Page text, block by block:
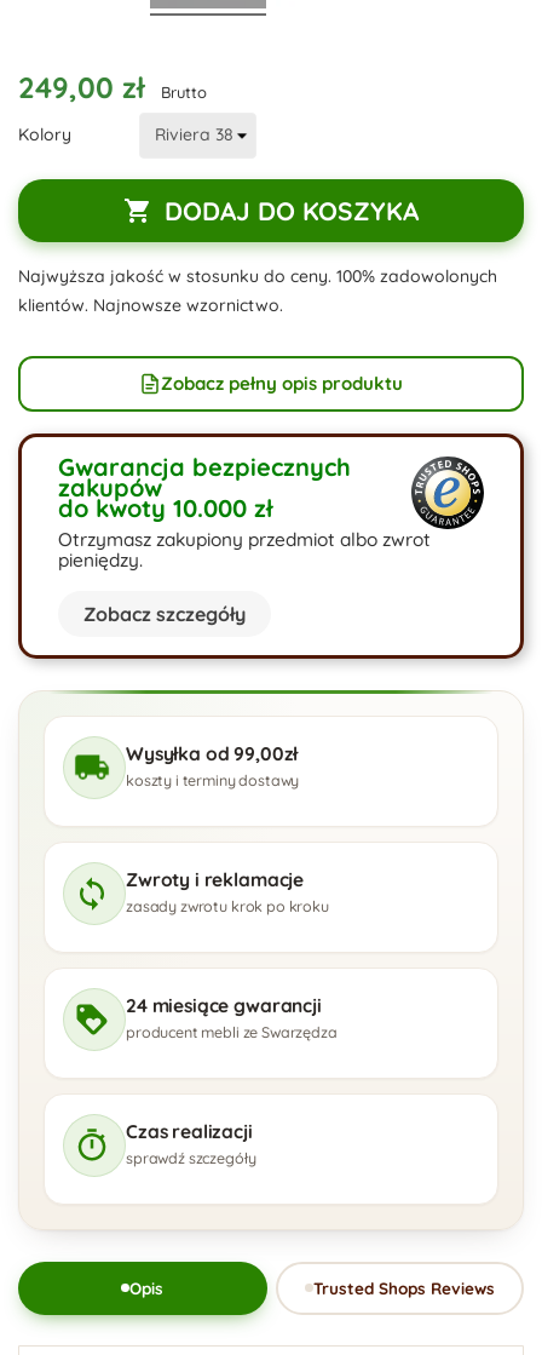
249,00 zł Brutto
Kolory
 DODAJ DO KOSZYKA
Najwyższa jakość w stosunku do ceny. 100% zadowolonych
klientów. Najnowsze wzornictwo.
Zobacz pełny opis produktu
Gwarancja bezpiecznych
zakupów
do kwoty 10.000 zł
Otrzymasz zakupiony przedmiot albo zwrot
pieniędzy.
Zobacz szczegóły
Wysyłka od 99,00zł
koszty i terminy dostawy
Zwroty i reklamacje
zasady zwrotu krok po kroku
24 miesiące gwarancji
producent mebli ze Swarzędza
Czas realizacji
sprawdź szczegóły
Opis Trusted Shops Reviews